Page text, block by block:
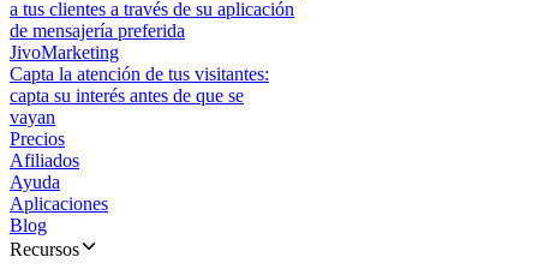
a tus clientes a través de su aplicación
de mensajería preferida
JivoMarketing
Capta la atención de tus visitantes:
capta su interés antes de que se
vayan
Precios
Afiliados
Ayuda
Aplicaciones
Blog
Recursos